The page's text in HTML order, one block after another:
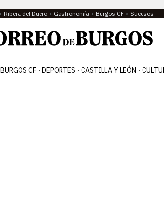
Ribera del Duero Gastronomía Burgos CF Sucesos
BURGOS CF DEPORTES CASTILLA Y LEÓN